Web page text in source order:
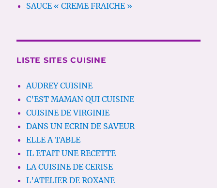
SAUCE « CREME FRAICHE »
LISTE SITES CUISINE
AUDREY CUISINE
C’EST MAMAN QUI CUISINE
CUISINE DE VIRGINIE
DANS UN ECRIN DE SAVEUR
ELLE A TABLE
IL ETAIT UNE RECETTE
LA CUISINE DE CERISE
L’ATELIER DE ROXANE